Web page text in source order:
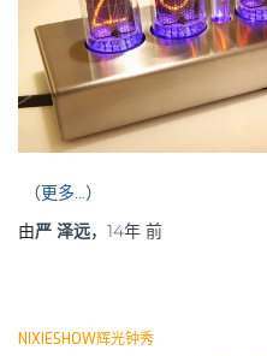
（更多…）
由严 泽远， 14年 前
NIXIESHOW辉光钟秀